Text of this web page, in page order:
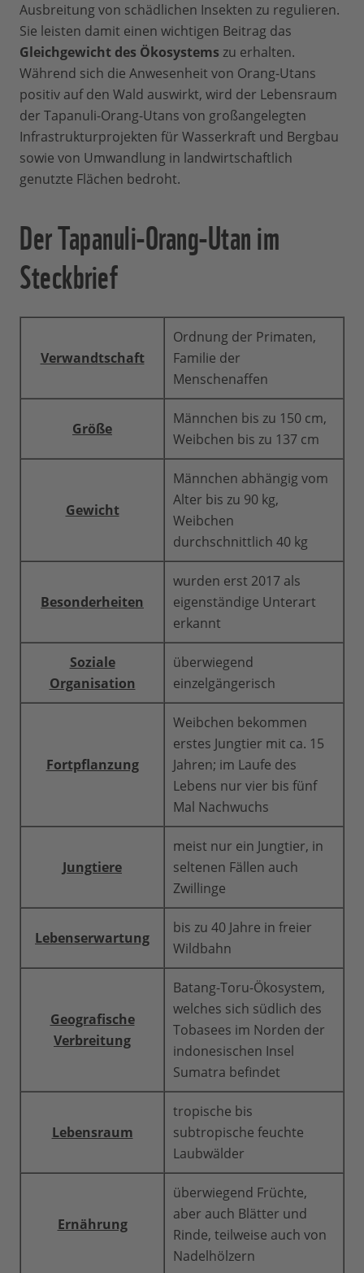
Ausbreitung von schädlichen Insekten zu regulieren.
Sie leisten damit einen wichtigen Beitrag das
Gleichgewicht des Ökosystems zu erhalten.
Während sich die Anwesenheit von Orang-Utans
positiv auf den Wald auswirkt, wird der Lebensraum
der Tapanuli-Orang-Utans von großangelegten
Infrastrukturprojekten für Wasserkraft und Bergbau
sowie von Umwandlung in landwirtschaftlich
genutzte Flächen bedroht.
Der Tapanuli-Orang-Utan im
Steckbrief
Verwandtschaft
Ordnung der Primaten,
Familie der
Menschenaffen
Größe
Männchen bis zu 150 cm,
Weibchen bis zu 137 cm
Gewicht
Männchen abhängig vom
Alter bis zu 90 kg,
Weibchen
durchschnittlich 40 kg
Besonderheiten
wurden erst 2017 als
eigenständige Unterart
erkannt
Soziale
Organisation
überwiegend
einzelgängerisch
Fortpflanzung
Weibchen bekommen
erstes Jungtier mit ca. 15
Jahren; im Laufe des
Lebens nur vier bis fünf
Mal Nachwuchs
Jungtiere
meist nur ein Jungtier, in
seltenen Fällen auch
Zwillinge
Lebenserwartung
bis zu 40 Jahre in freier
Wildbahn
Geografische
Verbreitung
Batang-Toru-Ökosystem,
welches sich südlich des
Tobasees im Norden der
indonesischen Insel
Sumatra befindet
Lebensraum
tropische bis
subtropische feuchte
Laubwälder
Ernährung
überwiegend Früchte,
aber auch Blätter und
Rinde, teilweise auch von
Nadelhölzern